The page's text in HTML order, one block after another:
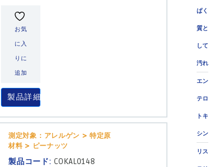
ぱく
質と
して
汚れ
エン
テロ
トキ
シン
リス
お気
に入
りに
追加
製品詳細
測定対象：アレルゲン > 特定原
材料 > ピーナッツ
製品コード: COKAL0148